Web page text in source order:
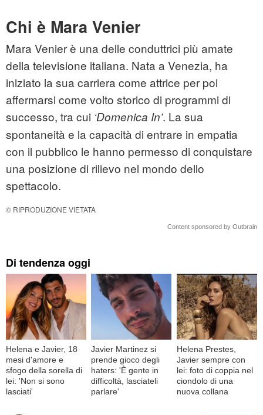
Chi è Mara Venier
Mara Venier è una delle conduttrici più amate
della televisione italiana. Nata a Venezia, ha
iniziato la sua carriera come attrice per poi
affermarsi come volto storico di programmi di
successo, tra cui ‘Domenica In’. La sua
spontaneità e la capacità di entrare in empatia
con il pubblico le hanno permesso di conquistare
una posizione di rilievo nel mondo dello
spettacolo.
© RIPRODUZIONE VIETATA
Content sponsored by Outbrain
Di tendenza oggi
Helena e Javier, 18
mesi d'amore e
sfogo della sorella di
lei: 'Non si sono
lasciati'
Javier Martinez si
prende gioco degli
haters: 'È gente in
difficoltà, lasciateli
parlare'
Helena Prestes,
Javier sempre con
lei: foto di coppia nel
ciondolo di una
nuova collana